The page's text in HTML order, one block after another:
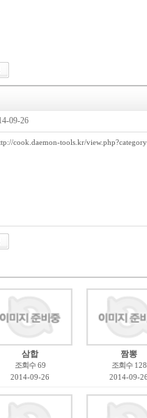
09-26
cook.daemon-tools.kr/
삼합
조회수 69
2014-09-26
짬뽕
조회수 128
2014-09-26